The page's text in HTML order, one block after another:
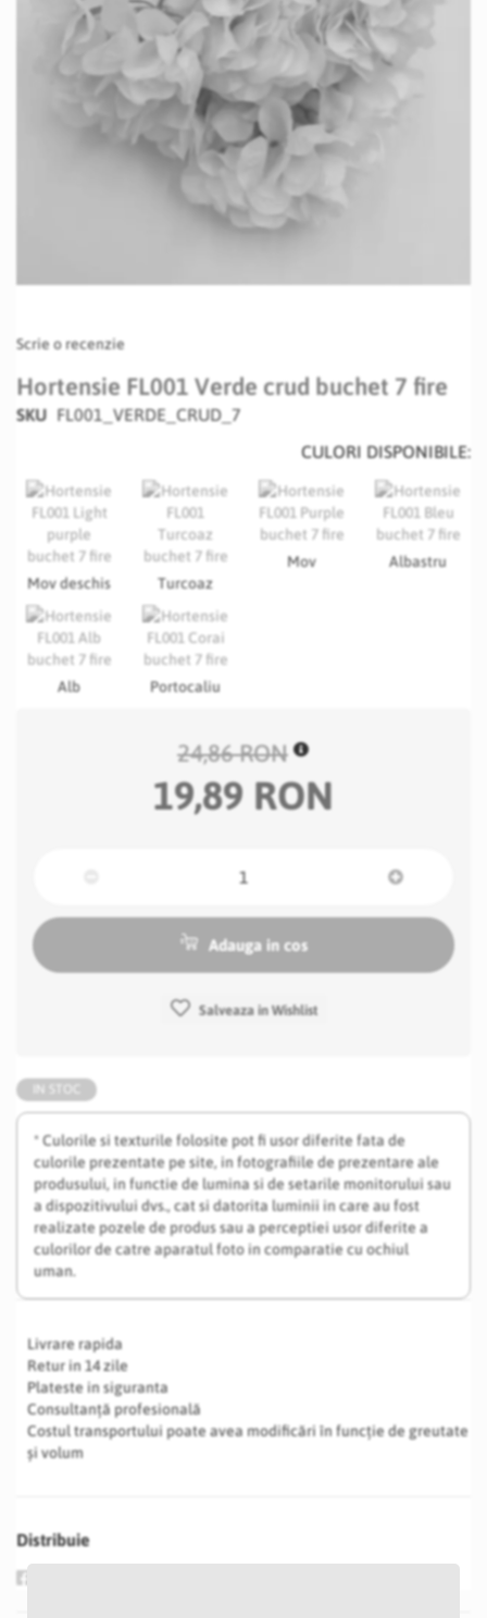
to
beginning
of
gallery
Scrie o recenzie
Hortensie FL001 Verde crud buchet 7 fire
SKU FL001_VERDE_CRUD_7
* Culorile si texturile folosite pot fi usor diferite fata de
culorile prezentate pe site, in fotografiile de prezentare ale
produsului, in functie de lumina si de setarile monitorului sau
a dispozitivului dvs., cat si datorita luminii in care au fost
realizate pozele de produs sau a perceptiei usor diferite a
culorilor de catre aparatul foto in comparatie cu ochiul
uman.
Livrare rapida
Retur in 14 zile
Plateste in siguranta
Consultanță profesională
Costul transportului poate avea modificări în funcție de greutate
și volum
Distribuie
CULORI DISPONIBILE:
Mov deschis Turcoaz
Mov Albastru
Alb Portocaliu
24,86 RON
19,89 RON
Adauga in cos
Salveaza in Wishlist